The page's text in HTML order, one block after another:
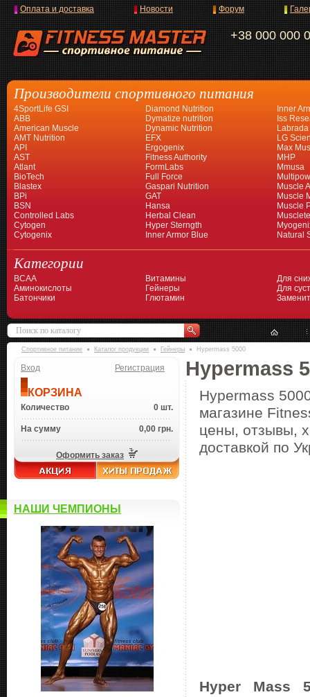
+38 000 000
Оплата и доставка Новости Форум
Производители спортивного питания
4SportLife GSI
ABB
American Muscle
AMT Nutrition
API
AST
Atlant
BioTech
Blastex
BPi
BSN
Controlled Labs
Cytogen
Cytogenix
Diamond Nutrition
Dymatize nutrition
Dynamic Nutrition
EFX
Ergogenix
Fitness Authority
FormLabs
Full Force
Gaspari Nutrition
GAT
Hansa
Herbal Clean
Hyper Sterngth
Inner Armor Blue
Inner
Iss
Labrada
LG
Max
MHP
Mmusa
Muscle
Muscle
Muscle
Natural
Категории
BCAA
Аминокислоты
Батончики
Витамины
Гейнеры
Глютамин
Для
Для
Спортивное питание Каталог продукции Гейнеры Hypermass 5000
Вход Регистрация
КОРЗИНА
Количество 0 шт.
На сумму 0,00 грн.
Оформить заказ
НАШИ ЧЕМПИОНЫ
Hypermass
Hypermass
магазине
цены, отзывы,
доставкой по
Hyper Mass